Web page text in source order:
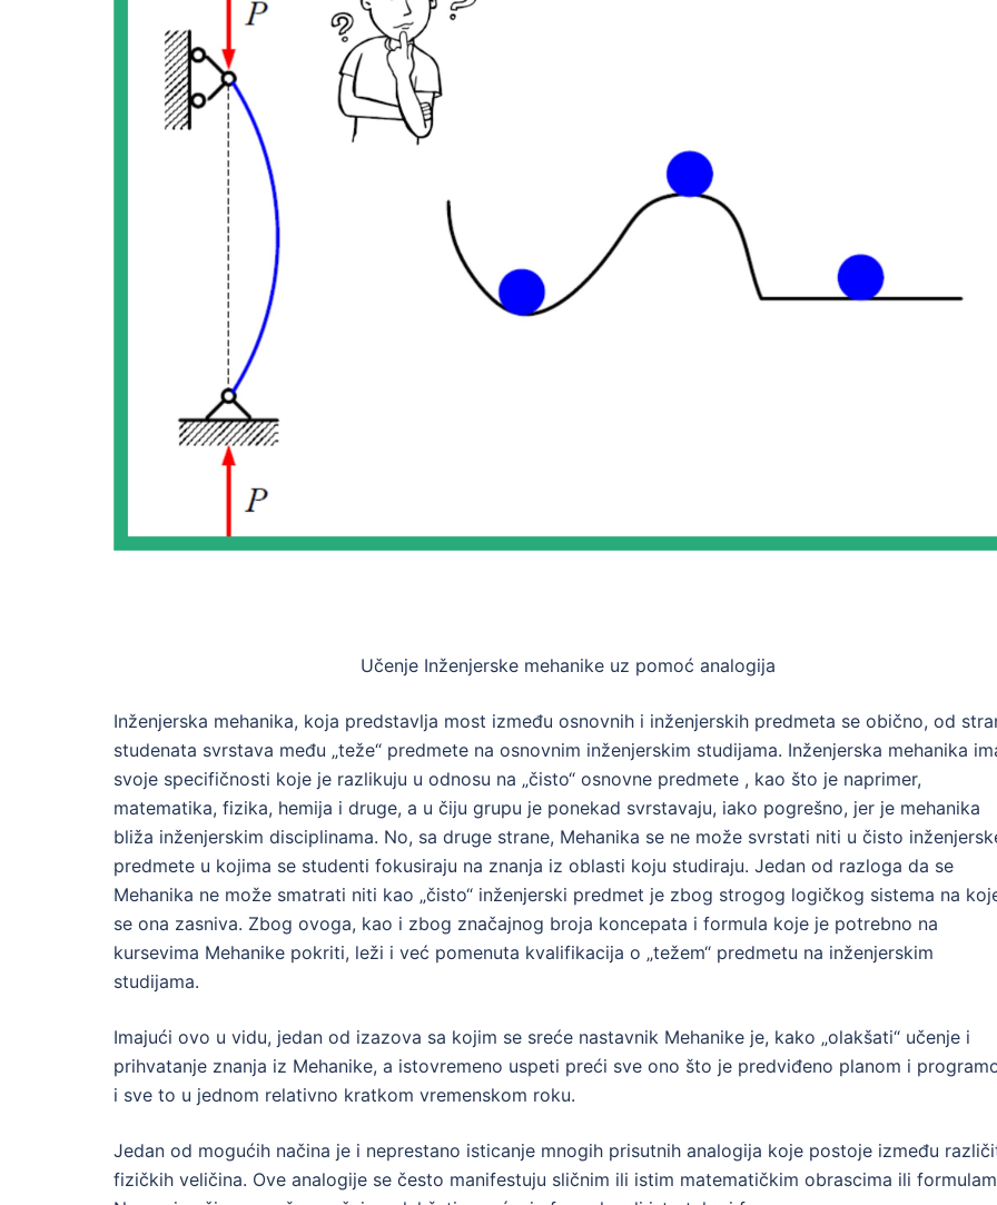
Učenje Inženjerske mehanike uz pomoć analogija
Inženjerska mehanika, koja predstavlja most između osnovnih i inženjerskih predmeta se obično, od
studenata svrstava među „teže“ predmete na osnovnim inženjerskim studijama. Inženjerska mehanika
svoje specifičnosti koje je razlikuju u odnosu na „čisto“ osnovne predmete , kao što je naprimer,
matematika, fizika, hemija i druge, a u čiju grupu je ponekad svrstavaju, iako pogrešno, jer je mehanika
bliža inženjerskim disciplinama. No, sa druge strane, Mehanika se ne može svrstati niti u čisto
predmete u kojima se studenti fokusiraju na znanja iz oblasti koju studiraju. Jedan od razloga da se
Mehanika ne može smatrati niti kao „čisto“ inženjerski predmet je zbog strogog logičkog sistema na
se ona zasniva. Zbog ovoga, kao i zbog značajnog broja koncepata i formula koje je potrebno na
kursevima Mehanike pokriti, leži i već pomenuta kvalifikacija o „težem“ predmetu na inženjerskim
studijama.
Imajući ovo u vidu, jedan od izazova sa kojim se sreće nastavnik Mehanike je, kako „olakšati“ učenje i
prihvatanje znanja iz Mehanike, a istovremeno uspeti preći sve ono što je predviđeno planom i
i sve to u jednom relativno kratkom vremenskom roku.
Jedan od mogućih načina je i neprestano isticanje mnogih prisutnih analogija koje postoje između
fizičkih veličina. Ove analogije se često manifestuju sličnim ili istim matematičkim obrascima ili